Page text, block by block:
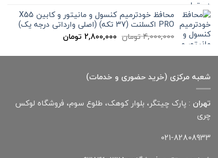
بود.
199,000 تومان
است. محافظ خودترمیم کنسول و مانیتور و کابین X55
PRO اکسلنت (37 تکه) (اصلی وارداتی درجه یک)
4,000,000تومان قیمت
4,000,000 تومان
2,800,000 تومانقیمت
2,800,000 تومان
شعبه مرکزی (خرید حضوری و خدمات)
تهران : پارک چیتگر، بلوار کوهک، طلوع سوم، فروشگاه لوکس
چری
021-82808933